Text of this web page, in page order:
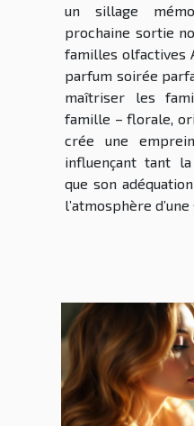
un sillage
prochaine sortie
familles olfactives
parfum soirée
maîtriser les
famille – florale,
crée une
influençant tant
que son
l’atmosphère